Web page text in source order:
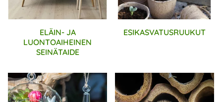
ELÄIN- JA
LUONTOAIHEINEN
SEINÄTAIDE
ESIKASVATUSRUUKUT